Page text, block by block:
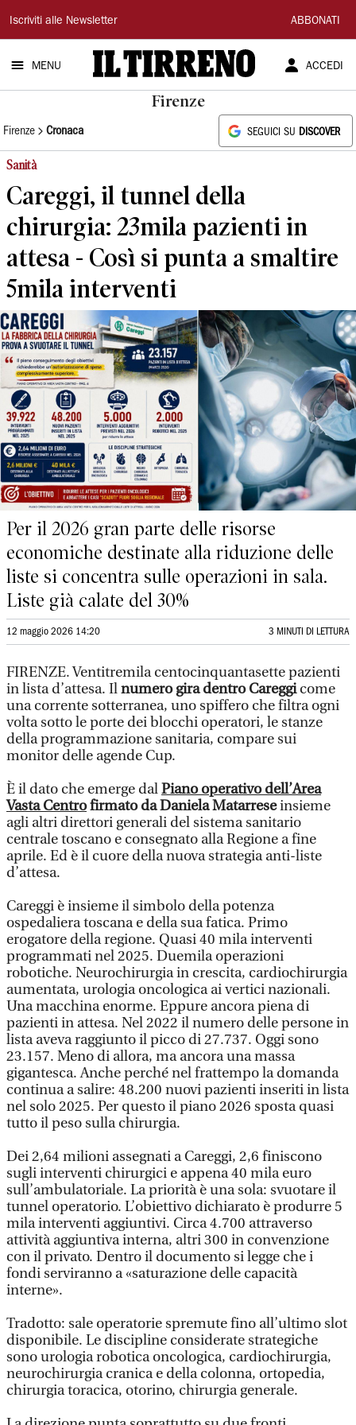
Il
Tirreno
Iscriviti alle Newsletter ABBONATI
MENU ACCEDI
Firenze
Firenze Cronaca SEGUICI SU DISCOVER
Sanità
Careggi, il tunnel della
chirurgia: 23mila pazienti in
attesa - Così si punta a smaltire
5mila interventi
Per il 2026 gran parte delle risorse
economiche destinate alla riduzione delle
liste si concentra sulle operazioni in sala.
Liste già calate del 30%
12 maggio 2026 14:20 3 MINUTI DI LETTURA
FIRENZE. Ventitremila centocinquantasette pazienti
in lista d’attesa. Ilnumero gira dentro Careggicome
una corrente sotterranea, uno spiffero che filtra ogni
volta sotto le porte dei blocchi operatori, le stanze
della programmazione sanitaria, compare sui
monitor delle agende Cup.
È il dato che emerge dalPiano operativo dell’Area
Vasta Centrofirmato da Daniela Matarreseinsieme
agli altri direttori generali del sistema sanitario
centrale toscano e consegnato alla Regione a fine
aprile. Ed è il cuore della nuova strategia anti-liste
d’attesa.
Careggi è insieme il simbolo della potenza
ospedaliera toscana e della sua fatica. Primo
erogatore della regione. Quasi 40 mila interventi
programmati nel 2025. Duemila operazioni
robotiche. Neurochirurgia in crescita, cardiochirurgia
aumentata, urologia oncologica ai vertici nazionali.
Una macchina enorme. Eppure ancora piena di
pazienti in attesa. Nel 2022 il numero delle persone in
lista aveva raggiunto il picco di 27.737. Oggi sono
23.157. Meno di allora, ma ancora una massa
gigantesca. Anche perché nel frattempo la domanda
continua a salire: 48.200 nuovi pazienti inseriti in lista
nel solo 2025. Per questo il piano 2026 sposta quasi
tutto il peso sulla chirurgia.
Dei 2,64 milioni assegnati a Careggi, 2,6 finiscono
sugli interventi chirurgici e appena 40 mila euro
sull’ambulatoriale. La priorità è una sola: svuotare il
tunnel operatorio. L’obiettivo dichiarato è produrre 5
mila interventi aggiuntivi. Circa 4.700 attraverso
attività aggiuntiva interna, altri 300 in convenzione
con il privato. Dentro il documento si legge che i
fondi serviranno a «saturazione delle capacità
interne».
Tradotto: sale operatorie spremute fino all’ultimo slot
disponibile. Le discipline considerate strategiche
sono urologia robotica oncologica, cardiochirurgia,
neurochirurgia cranica e della colonna, ortopedia,
chirurgia toracica, otorino, chirurgia generale.